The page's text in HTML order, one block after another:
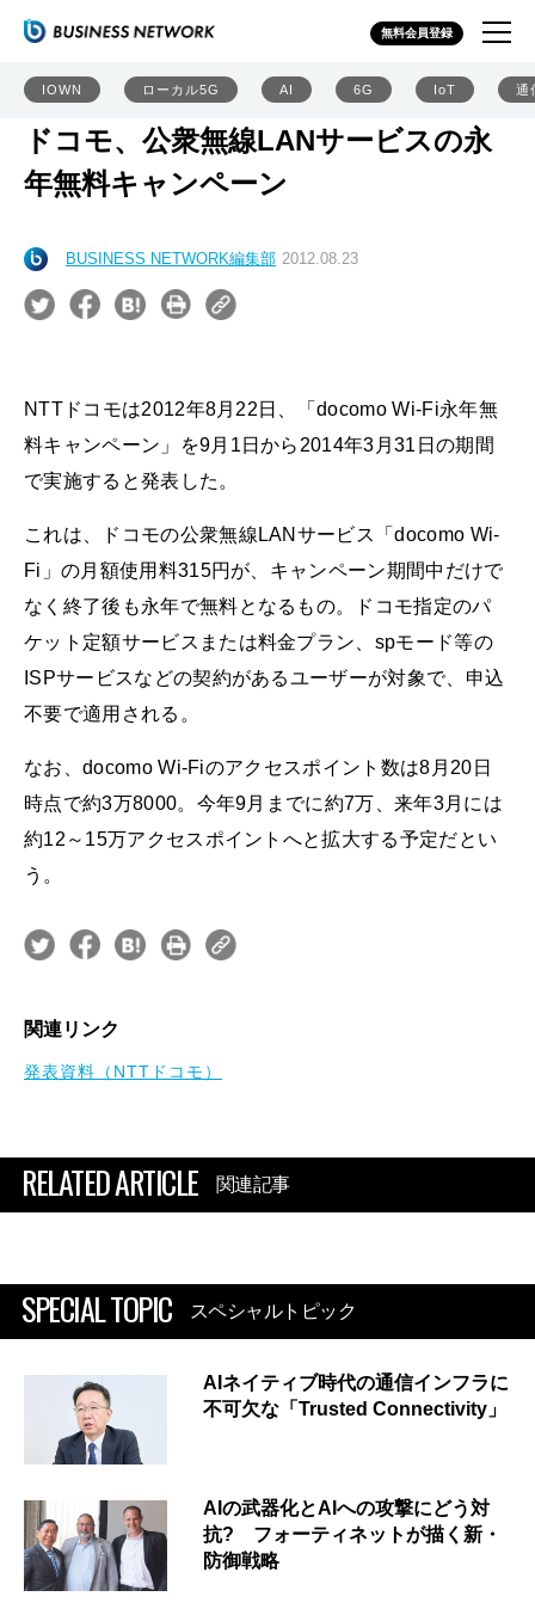
無料会員登録
IOWN ローカル5G AI 6G IoT 通
ドコモ、公衆無線LANサービスの永
年無料キャンペーン
BUSINESS NETWORK編集部 2012.08.23
NTTドコモは2012年8月22日、「docomo Wi-Fi永年無
料キャンペーン」を9月1日から2014年3月31日の期間
で実施すると発表した。
これは、ドコモの公衆無線LANサービス「docomo Wi-
Fi」の月額使用料315円が、キャンペーン期間中だけで
なく終了後も永年で無料となるもの。ドコモ指定のパ
ケット定額サービスまたは料金プラン、spモード等の
ISPサービスなどの契約があるユーザーが対象で、申込
不要で適用される。
なお、docomo Wi-Fiのアクセスポイント数は8月20日
時点で約3万8000。今年9月までに約7万、来年3月には
約12～15万アクセスポイントへと拡大する予定だとい
う。
関連リンク
発表資料（NTTドコモ）
RELATED ARTICLE 関連記事
SPECIAL TOPIC スペシャルトピック
AIネイティブ時代の通信インフラに
不可欠な「Trusted Connectivity」
AIの武器化とAIへの攻撃にどう対
抗? フォーティネットが描く新・
防御戦略